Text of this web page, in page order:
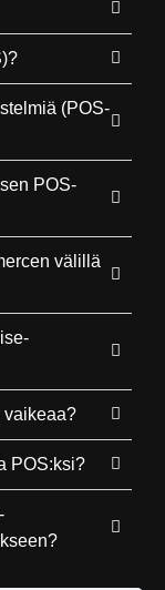
(POS-
POS-
välillä
vaikeaa?
POS:ksi?